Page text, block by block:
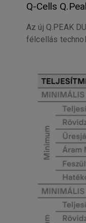
Q-Cells
Az új Q.PEAK
félcellás